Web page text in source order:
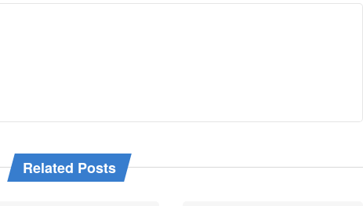
Related Posts